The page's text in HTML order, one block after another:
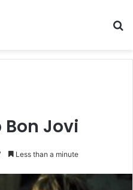
Bon Jovi
Less than a minute